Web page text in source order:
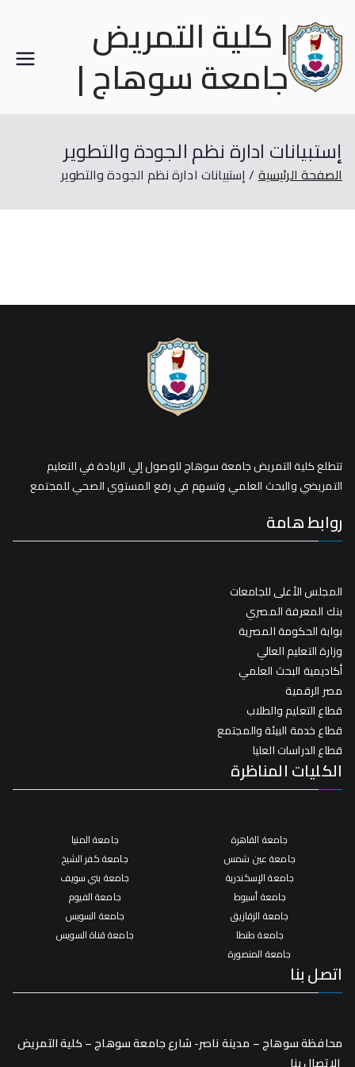
| كلية التمريض
جامعة سوهاج |
إستبيانات ادارة نظم الجودة والتطوير
الصفحة الرئيسية إستبيانات ادارة نظم الجودة والتطوير
تتطلع كلية التمريض جامعة سوهاج للوصول إلي الريادة في التعليم
التمريضي والبحث العلمي وتسهم في رفع المستوي الصحي للمجتمع
روابط هامة
المجلس الأعلى للجامعات
بنك المعرفة المصري
بوابة الحكومة المصرية
وزارة التعليم العالي
أكاديمية البحث العلمي
مصر الرقمية
قطاع التعليم والطلاب
قطاع خدمة البيئة والمجتمع
قطاع الدراسات العليا
الكليات المناظرة
جامعة القاهرة
جامعة عين شمس
جامعة الإسكندرية
جامعة أسيوط
جامعة الزقازيق
جامعة طنطا
جامعة المنصورة
جامعة المنيا
جامعة كفر الشيخ
جامعة بني سويف
جامعة الفيوم
جامعة السويس
جامعة قناة السويس
اتصل بنا
محافظة سوهاج – مدينة ناصر- شارع جامعة سوهاج – كلية التمريض